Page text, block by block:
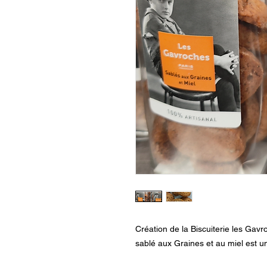
Création de la Biscuiterie les
sablé aux Graines et au miel est